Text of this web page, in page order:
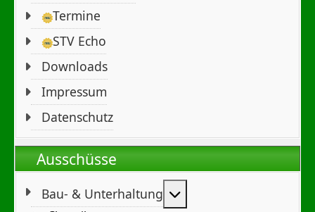
Termine
STV Echo
Downloads
Impressum
Datenschutz
Ausschüsse
Bau- & Unterhaltung